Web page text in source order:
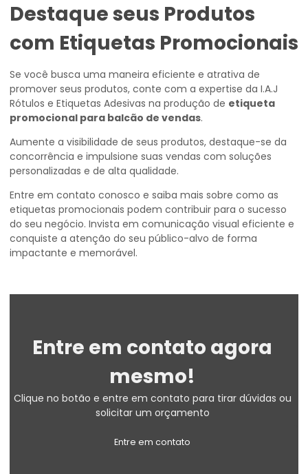
Destaque seus Produtos
com Etiquetas Promocionais
Se você busca uma maneira eficiente e atrativa de
promover seus produtos, conte com a expertise da I.A.J
Rótulos e Etiquetas Adesivas na produção de etiqueta
promocional para balcão de vendas.
Aumente a visibilidade de seus produtos, destaque-se da
concorrência e impulsione suas vendas com soluções
personalizadas e de alta qualidade.
Entre em contato conosco e saiba mais sobre como as
etiquetas promocionais podem contribuir para o sucesso
do seu negócio. Invista em comunicação visual eficiente e
conquiste a atenção do seu público-alvo de forma
impactante e memorável.
Entre em contato agora
mesmo!
Clique no botão e entre em contato para tirar dúvidas ou
solicitar um orçamento
Entre em contato